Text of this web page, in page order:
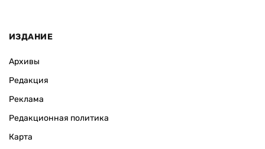
ИЗДАНИЕ
Архивы
Редакция
Реклама
Редакционная политика
Карта